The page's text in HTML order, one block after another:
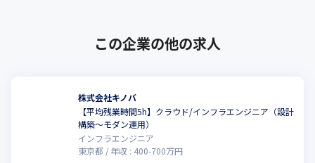
■Webアプリケーション脆弱性診断サービス
Webアプリケーションのセキュリティ対策を効率化する
診断し、DevSecOpsを支援するサービスです。
開発スピードが重視される現代において、セキュリティチェック
は後回しにされがちです。しかし、脆弱性の放置はリスクにつな
従来の診断方法では時間やコストがかかり、専門知識も必要でし
この企業の他の求人
株式会社キノバ
【平均残業時間5h】クラウド/インフラエンジニア（設計
構築〜モダン運用）
インフラエンジニア
東京都
年収 : 400-700万円